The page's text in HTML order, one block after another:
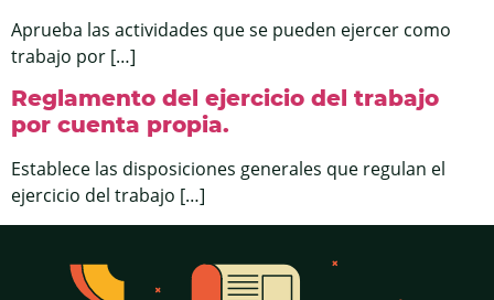
Aprueba las actividades que se pueden ejercer como
trabajo por […]
Reglamento del ejercicio del trabajo
por cuenta propia.
Establece las disposiciones generales que regulan el
ejercicio del trabajo […]